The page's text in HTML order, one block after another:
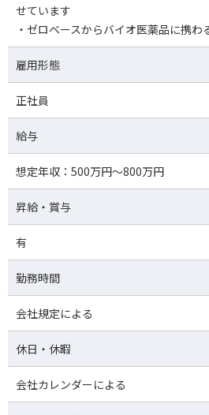
せています
・ゼロベースからバイオ医薬品に携わ
雇用形態
正社員
給与
想定年収：500万円～800万円
昇給・賞与
有
勤務時間
会社規定による
休日・休暇
会社カレンダーによる